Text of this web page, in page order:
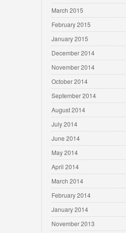
March 2015
February 2015
January 2015
December 2014
November 2014
October 2014
September 2014
August 2014
July 2014
June 2014
May 2014
April 2014
March 2014
February 2014
January 2014
November 2013